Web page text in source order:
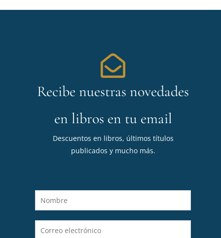
Recibe nuestras novedades
en libros en tu email
Descuentos en libros, últimos títulos
publicados y mucho más.
o
m